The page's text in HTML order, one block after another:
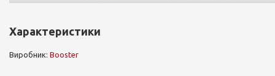
Характеристики
Виробник: Booster